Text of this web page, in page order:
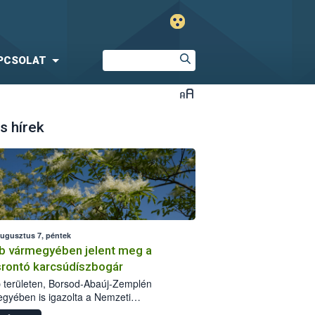
hírek
7, péntek
vármegyében jelent meg a
karcsúdíszbogár
területen, Borsod-Abaúj-Zemplén
is igazolta a Nemzeti
biztonsági Hivatal (Nébih) a